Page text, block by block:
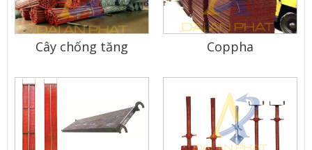
Cây chống tăng Coppha